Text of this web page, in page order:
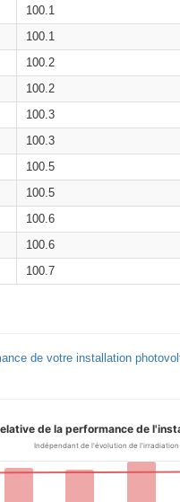
100.1
100.1
100.2
100.2
100.3
100.3
100.5
100.5
100.6
100.6
100.7
de votre installation
de la performance de
Indépendant de l'évolution de